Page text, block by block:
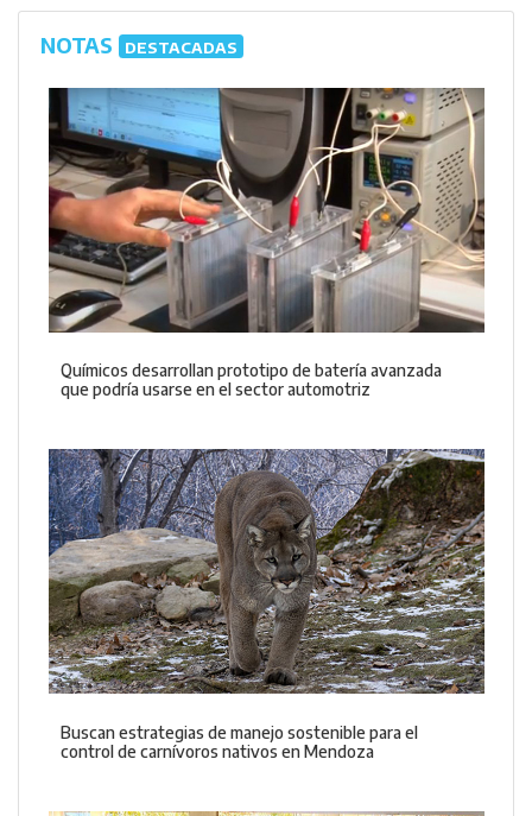
NOTAS DESTACADAS
Químicos desarrollan prototipo de batería avanzada
que podría usarse en el sector automotriz
Buscan estrategias de manejo sostenible para el
control de carnívoros nativos en Mendoza